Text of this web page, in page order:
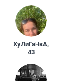
ХуЛиГаНкА,
43